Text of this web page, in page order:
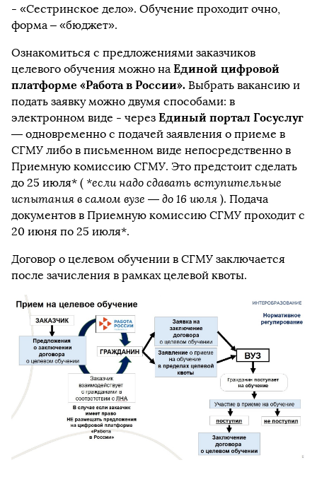
- «Сестринское дело». Обучение проходит очно,
форма – «бюджет».
Ознакомиться с предложениями заказчиков
целевого обучения можно на Единой цифровой
платформе «Работа в России». Выбрать вакансию и
подать заявку можно двумя способами: в
электронном виде - через Единый портал Госуслуг
— одновременно с подачей заявления о приеме в
СГМУ либо в письменном виде непосредственно в
Приемную комиссию СГМУ. Это предстоит сделать
до 25 июля* ( *если надо сдавать вступительные
испытания в самом вузе — до 16 июля ). Подача
документов в Приемную комиссию СГМУ проходит с
20 июня по 25 июля*.
Договор о целевом обучении в СГМУ заключается
после зачисления в рамках целевой квоты.